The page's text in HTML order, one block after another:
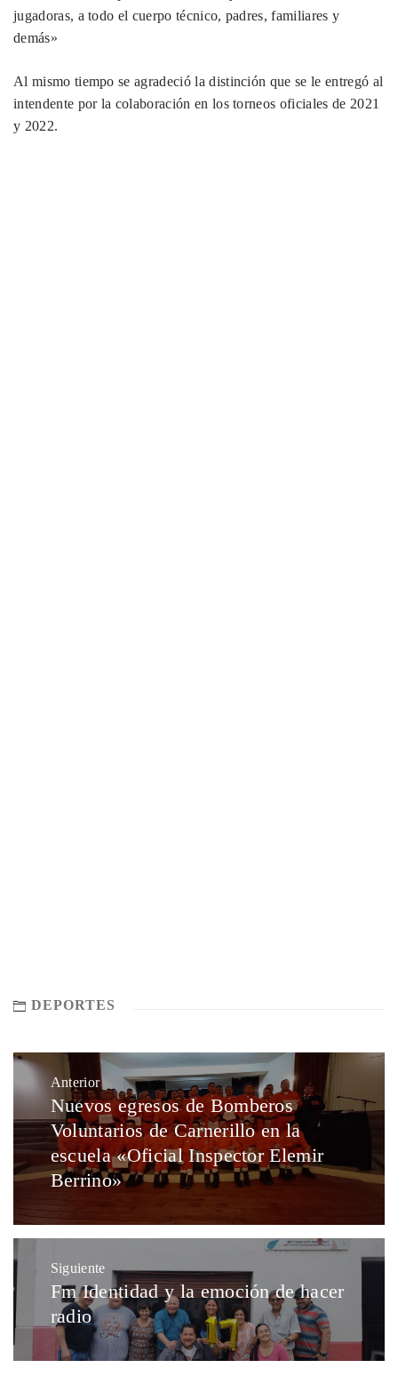
jugadoras, a todo el cuerpo técnico, padres, familiares y
demás»
Al mismo tiempo se agradeció la distinción que se le entregó al
intendente por la colaboración en los torneos oficiales de 2021
y 2022.
DEPORTES
Anterior
Nuevos egresos de Bomberos
Voluntarios de Carnerillo en la
escuela «Oficial Inspector Elemir
Berrino»
Siguiente
Fm Identidad y la emoción de hacer
radio